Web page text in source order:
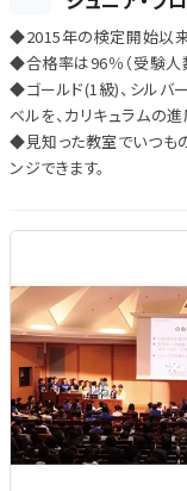
◆2015年の検定開始以来
◆合格率は96％（受験人
◆ゴールド(1級)、シルバ
ベルを、カリキュラムの
◆見知った教室でいつも
ンジできます。